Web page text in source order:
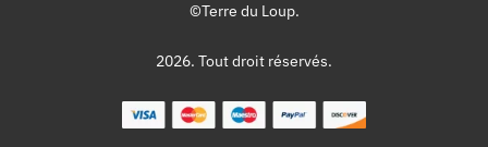
©Terre du Loup.
2026. Tout droit réservés.